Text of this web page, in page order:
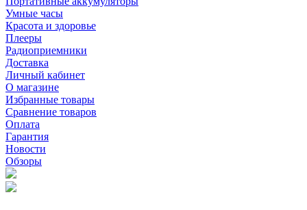
Умные часы
Красота и здоровье
Плееры
Радиоприемники
Доставка
Личный кабинет
О магазине
Избранные товары
Сравнение товаров
Оплата
Гарантия
Новости
Обзоры